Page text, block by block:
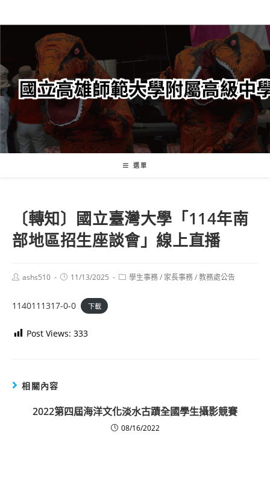
轉
要
內
容
選單
〔轉知〕國立臺灣大學「114年南
部地區招生座談會」線上直播
Postashs510
Post11/13/2025
Post學生事務/ 家長事務/教務處公告
1140111317-0-0 下載
Post Views: 333
相關內容
2022第四屆海洋文化淡水古蹟全國學生攝影競賽
08/16/2022